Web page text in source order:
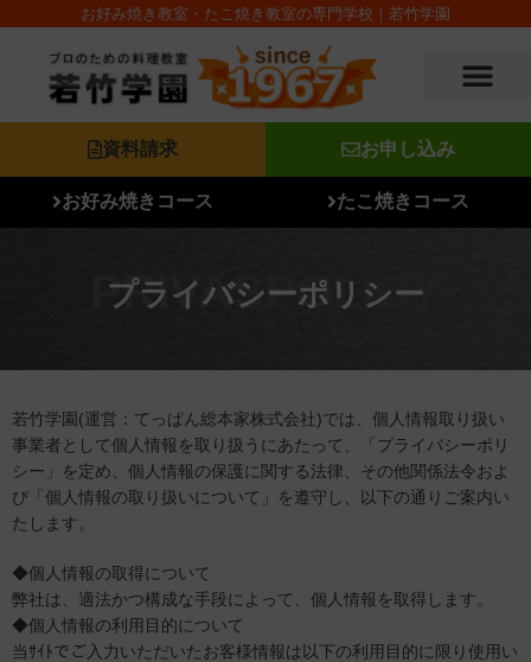
お好み焼き教室・たこ焼き教室の専門学校｜若竹学園
資料請求 お申し込み
お好み焼きコース たこ焼きコース
プライバシーポリシー
若竹学園(運営：てっぱん総本家株式会社)では、個人情報取り扱い
事業者として個人情報を取り扱うにあたって、「プライバシーポリ
シー」を定め、個人情報の保護に関する法律、その他関係法令およ
び「個人情報の取り扱いについて」を遵守し、以下の通りご案内い
たします。
◆個人情報の取得について
弊社は、適法かつ構成な手段によって、個人情報を取得します。
◆個人情報の利用目的について
当ｻｲﾄでご入力いただいたお客様情報は以下の利用目的に限り使用い